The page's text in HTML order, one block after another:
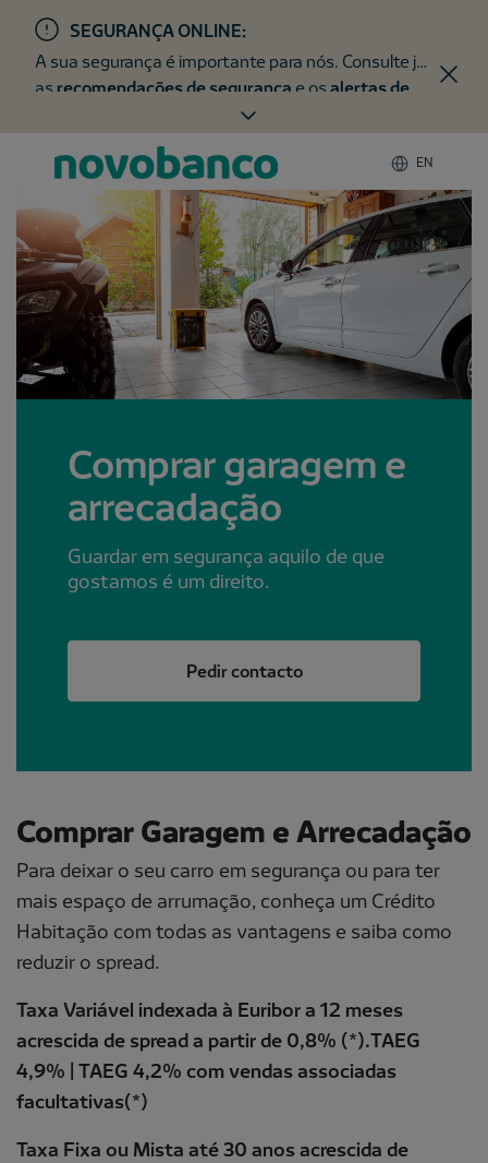
SEGURANÇA ONLINE:
A sua segurança é importante para nós. Consulte já
as recomendações de segurança e os alertas de
EN
Comprar garagem e
arrecadação
Guardar em segurança aquilo de que
gostamos é um direito.
Pedir contacto
Comprar Garagem e Arrecadação
Para deixar o seu carro em segurança ou para ter
mais espaço de arrumação, conheça um Crédito
Habitação com todas as vantagens e saiba como
reduzir o spread.
Taxa Variável indexada à Euribor a 12 meses
acrescida de spread a partir de 0,8% (*).TAEG
4,9% | TAEG 4,2% com vendas associadas
facultativas(*)
Taxa Fixa ou Mista até 30 anos acrescida de